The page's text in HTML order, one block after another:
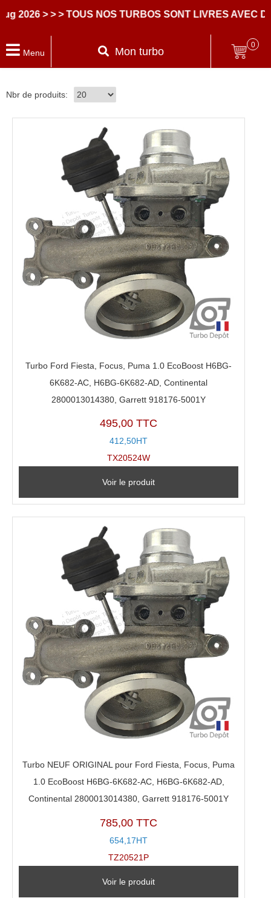
2026 > > > TOUS NOS TURBOS SONT LIVRES AVEC
Menu Mon turbo
0
Nbr de produits:
Turbo Ford Fiesta, Focus, Puma 1.0 EcoBoost H6BG-
6K682-AC, H6BG-6K682-AD, Continental
2800013014380, Garrett 918176-5001Y
495,00 TTC
412,50HT
TX20524W
Voir le produit
Turbo NEUF ORIGINAL pour Ford Fiesta, Focus, Puma
1.0 EcoBoost H6BG-6K682-AC, H6BG-6K682-AD,
Continental 2800013014380, Garrett 918176-5001Y
785,00 TTC
654,17HT
TZ20521P
Voir le produit